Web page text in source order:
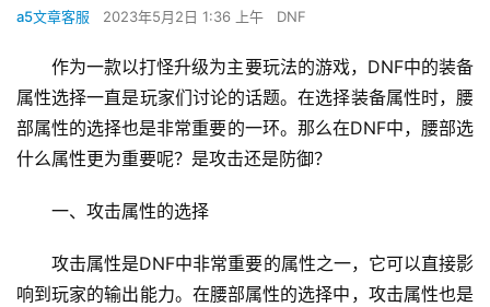
a5文章客服 2023年5月2日 1:36 上午 DNF
作为一款以打怪升级为主要玩法的游戏，DNF中的装备
属性选择一直是玩家们讨论的话题。在选择装备属性时，腰
部属性的选择也是非常重要的一环。那么在DNF中，腰部选
什么属性更为重要呢？是攻击还是防御？
一、攻击属性的选择
攻击属性是DNF中非常重要的属性之一，它可以直接影
响到玩家的输出能力。在腰部属性的选择中，攻击属性也是